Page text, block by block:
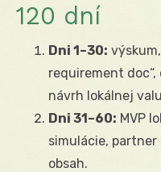
120 dní
Dni 1–30:
requirement
návrh lokálnej
Dni 31–60: MVP
simulácie, partner
obsah.